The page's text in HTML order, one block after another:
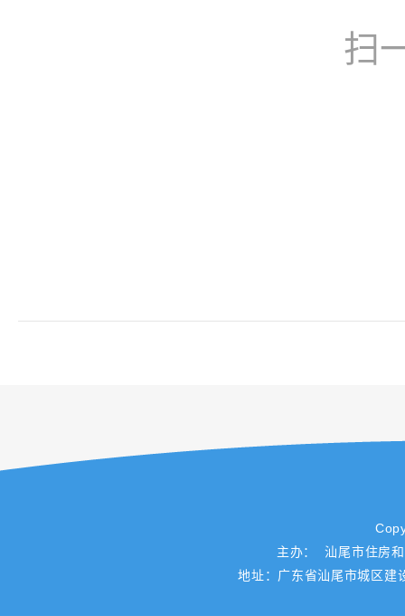
扫
主办： 汕尾市住房
地址：广东省汕尾市城区